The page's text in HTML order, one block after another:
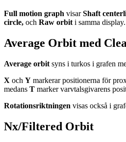
Full motion graph visarShaft
circle, och Raw orbit i samma display.
Average Orbit med
Average orbit syns i turkos i grafen
X och Y markerar positionerna för
medans T marker varvtalsgivarens
Rotationsriktningen visas också i
Nx/Filtered Orbit